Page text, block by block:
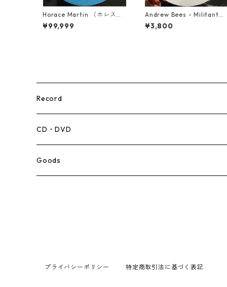
Horace Martin （ホレスマ
ーティン） - Bad Boys
【7'】
¥99,999
Andrew Bees ‎- Militant【
2-50066】
¥3,800
Record
Mento,Calypso,Ballad
Ska
CD・DVD
Goods
プライバシーポリシー 特定商取引法に基づく表記